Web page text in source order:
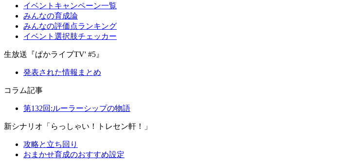
イベントキャンペーン一覧
みんなの育成論
みんなの評価点ランキング
イベント選択肢チェッカー
生放送『ぱかライブTV' #5』
発表された情報まとめ
コラム記事
第132回:ルーラーシップの物語
新シナリオ「らっしゃい！トレセン軒！」
攻略と立ち回り
おまかせ育成のおすすめ設定